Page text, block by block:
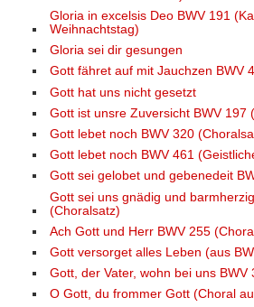
Gloria in excelsis Deo BWV 191
Weihnachtstag)
Gloria sei dir gesungen
Gott fähret auf mit Jauchzen BWV
Gott hat uns nicht gesetzt
Gott ist unsre Zuversicht BWV 197
Gott lebet noch BWV 320
Gott lebet noch BWV 461
Gott sei gelobet und gebenedeit
Gott sei uns gnädig und
(Choralsatz)
Ach Gott und Herr BWV 255
Gott versorget alles Leben (aus
Gott, der Vater, wohn bei uns BWV
O Gott, du frommer Gott (Choral